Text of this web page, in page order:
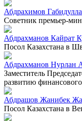
Абдрахимов
Советник премьер-
Абдрахманов Кайрат
Посол Казахстана в
Абдрахманов Нурлан
Заместитель
развитию
Абдрашов Жанибек
Посол Казахстана в